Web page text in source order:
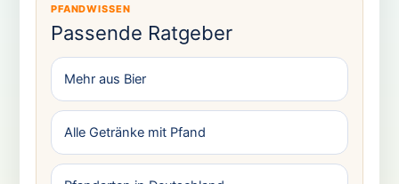
PFANDWISSEN
Passende Ratgeber
Mehr aus Bier
Alle Getränke mit Pfand